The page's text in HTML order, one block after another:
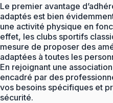
Le premier avantage
adaptés est bien
une activité physique en
effet, les clubs sportifs
mesure de proposer des
adaptées à toutes les
En rejoignant une
encadré par des
vos besoins spécifiques et
sécurité.